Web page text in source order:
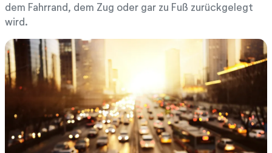
dem Fahrrand, dem Zug oder gar zu Fuß zurückgelegt
wird.